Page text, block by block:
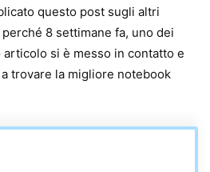
questo post sugli altri
8 settimane fa, uno dei
si è messo in contatto e
trovare la migliore notebook